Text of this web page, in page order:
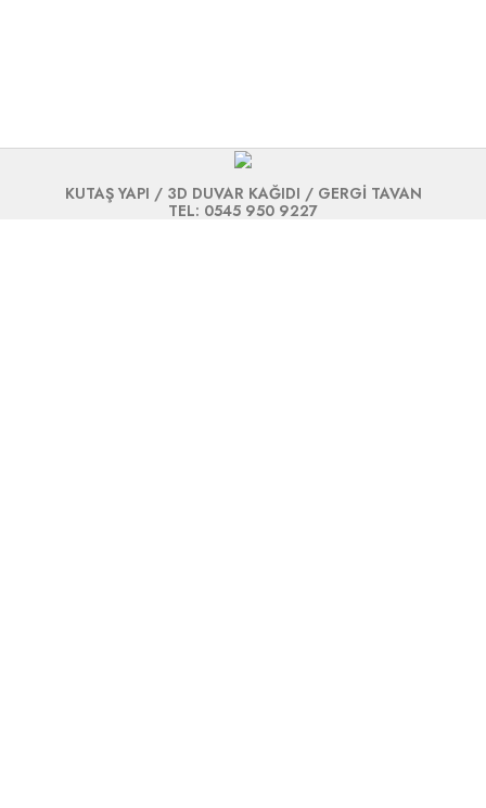
KUTAŞ YAPI / 3D DUVAR KAĞIDI / GERGİ TAVAN
TEL: 0545 950 9227